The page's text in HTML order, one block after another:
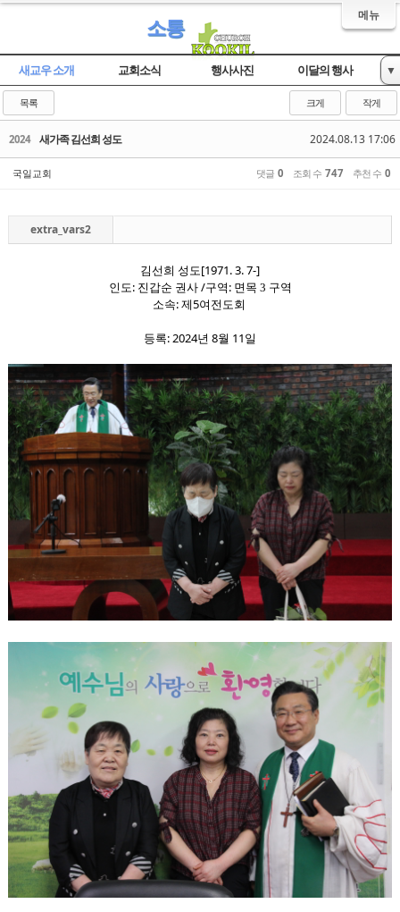
메뉴
소통
새교우 소개 교회소식 행사사진 이달의 행사 ▼
목록 크게 작게
2024 2024.08.13 17:06
새가족 김선희 성도
국일교회 댓글 0 조회 수 747 추천 수 0
extra_vars2
김선희 성도 [1971. 3. 7-]
인도 : 진갑순 권사 /구역 : 면목 3 구역
소속: 제5여전도회
등록: 2024년 8월 11 일